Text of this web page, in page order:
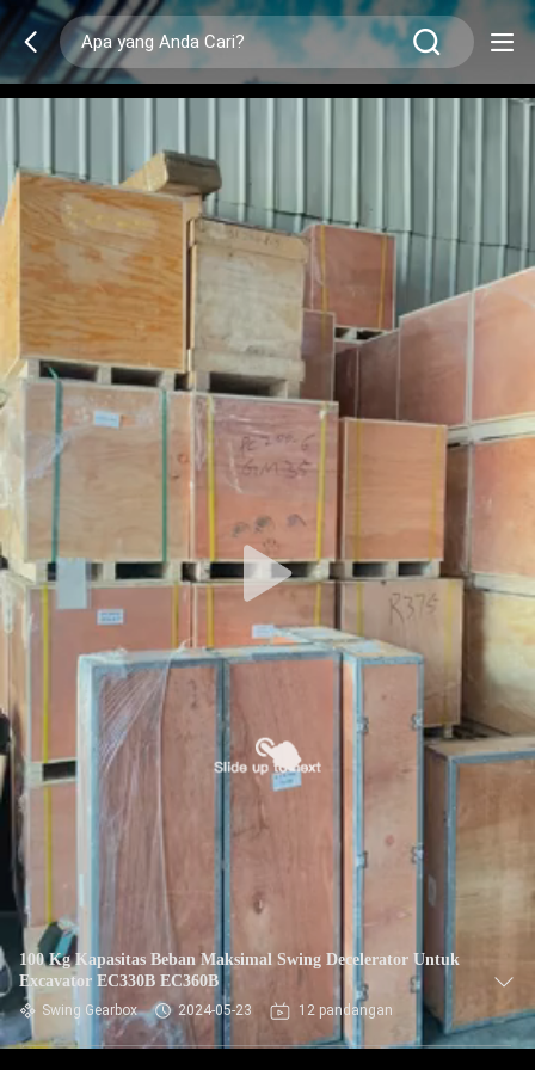
100 Kg Kapasitas Beban Maksimal Swing Decelerator Untuk
Excavator EC330B EC360B
Swing Gearbox 2024-05-23 12 pandangan